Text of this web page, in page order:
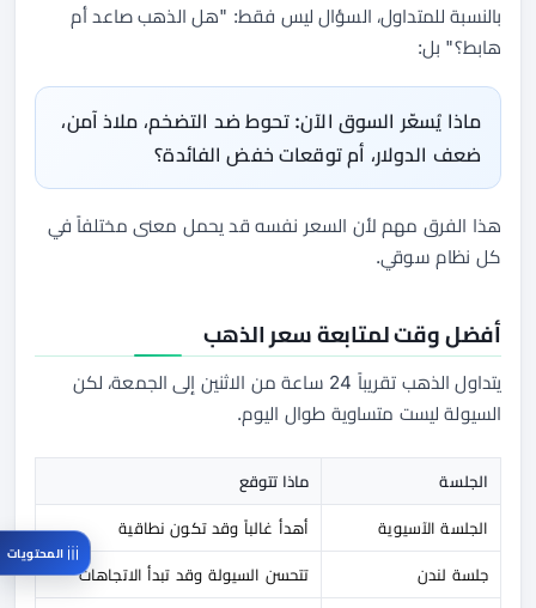
بالنسبة للمتداول، السؤال ليس فقط: "هل الذهب صاعد أم
هابط؟" بل:
ماذا يُسعّر السوق الآن: تحوط ضد التضخم، ملاذ آمن،
ضعف الدولار، أم توقعات خفض الفائدة؟
هذا الفرق مهم لأن السعر نفسه قد يحمل معنى مختلفاً في
كل نظام سوقي.
أفضل وقت لمتابعة سعر الذهب
يتداول الذهب تقريباً 24 ساعة من الاثنين إلى الجمعة، لكن
السيولة ليست متساوية طوال اليوم.
الجلسة ماذا تتوقع
الجلسة الآسيوية أهدأ غالباً وقد تكون نطاقية
جلسة لندن تتحسن السيولة وقد تبدأ الاتجاهات
المحتويات